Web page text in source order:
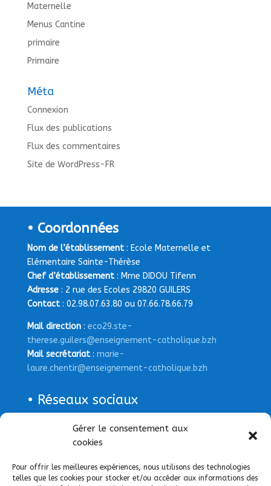
Gérer le consentement aux
cookies
Pour offrir les meilleures expériences, nous utilisons des technologies
telles que les cookies pour stocker et/ou accéder aux informations des
Maternelle
Menus Cantine
primaire
Primaire
Méta
Connexion
Flux des publications
Flux des commentaires
Site de WordPress-FR
• Coordonnées
Nom de l’établissement: Ecole Maternelle et
Elémentaire Sainte-Thérèse
Chef d’établissement: Mme DIDOU Tifenn
Adresse: 2 rue des Ecoles 29820 GUILERS
Contact: 02.98.07.63.80 ou 07.66.78.66.79
Mail direction: eco29.ste-
therese.guilers@enseignement-catholique.bzh
Mail secrétariat: marie-
laure.chentir@enseignement-catholique.bzh
• Réseaux sociaux
Page Facebook